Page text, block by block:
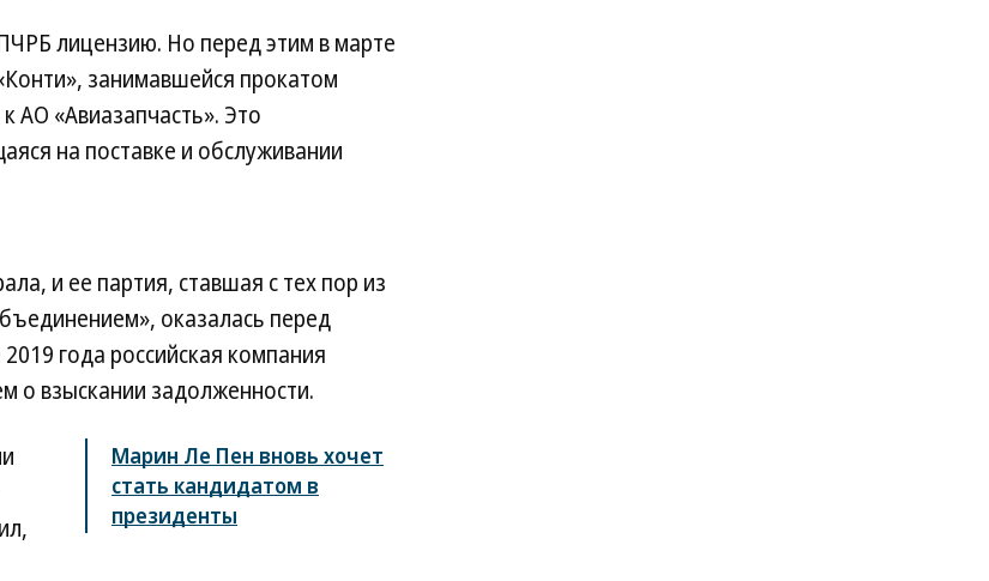
лицензию. Но перед этим в марте
занимавшейся прокатом
АО «Авиазапчасть». Это
на поставке и обслуживании
и ее партия, ставшая с тех пор из
оказалась перед
года российская компания
о взыскании задолженности.
Марин Ле Пен вновь хочет
стать кандидатом в
президенты